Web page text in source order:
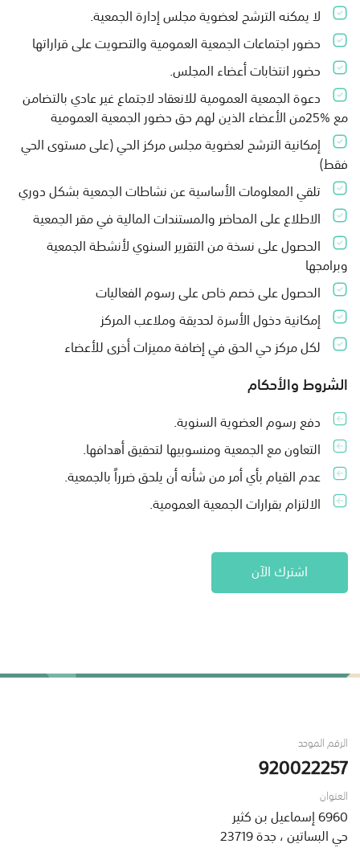
لا يمكنه الترشح لعضوية مجلس إدارة الجمعية.
حضور اجتماعات الجمعية العمومية والتصويت على قراراتها
حضور انتخابات أعضاء المجلس.
دعوة الجمعية العمومية للانعقاد لاجتماع غير عادي بالتضامن
مع %25من الأعضاء الذين لهم حق حضور الجمعية العمومية
إمكانية الترشح لعضوية مجلس مركز الحي (على مستوى الحي
فقط)
تلقي المعلومات الأساسية عن نشاطات الجمعية بشكل دوري
الاطلاع على المحاضر والمستندات المالية في مقر الجمعية
الحصول على نسخة من التقرير السنوي لأنشطة الجمعية
وبرامجها
الحصول على خصم خاص على رسوم الفعاليات
إمكانية دخول الأسرة لحديقة وملاعب المركز
لكل مركز حي الحق في إضافة مميزات أخرى للأعضاء
الشروط والأحكام
دفع رسوم العضوية السنوية.
التعاون مع الجمعية ومنسوبيها لتحقيق أهدافها.
عدم القيام بأي أمر من شأنه أن يلحق ضرراً بالجمعية.
الالتزام بقرارات الجمعية العمومية.
اشترك الآن
الرقم الموحد
920022257
العنوان
6960 إسماعيل بن كثير
حي البساتين ، جدة 23719